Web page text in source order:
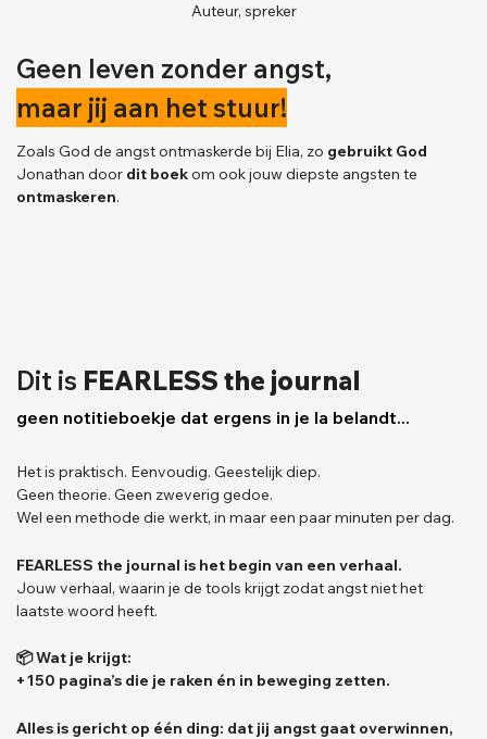
Auteur, spreker
Geen leven zonder angst,
maar jij aan het stuur!
Zoals God de angst ontmaskerde bij Elia, zo gebruikt God
Jonathan door dit boekom ook jouw diepste angsten te
ontmaskeren.
Dit is FEARLESS the journal
geen notitieboekje dat ergens in je la belandt...
Het is praktisch. Eenvoudig. Geestelijk diep.
Geen theorie. Geen zweverig gedoe.
Wel een methode die werkt, in maar een paar minuten per dag.
FEARLESS the journal is het begin van een verhaal.
Jouw verhaal, waarin je de tools krijgt zodat angst niet het
laatste woord heeft.
📦 Wat je krijgt:
+150 pagina’s die je raken én in beweging zetten.
Alles is gericht op één ding: dat jij angst gaat overwinnen,